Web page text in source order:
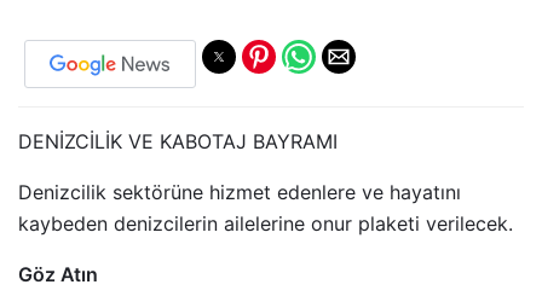
DENİZCİLİK VE KABOTAJ BAYRAMI
Denizcilik sektörüne hizmet edenlere ve hayatını
kaybeden denizcilerin ailelerine onur plaketi verilecek.
Göz Atın